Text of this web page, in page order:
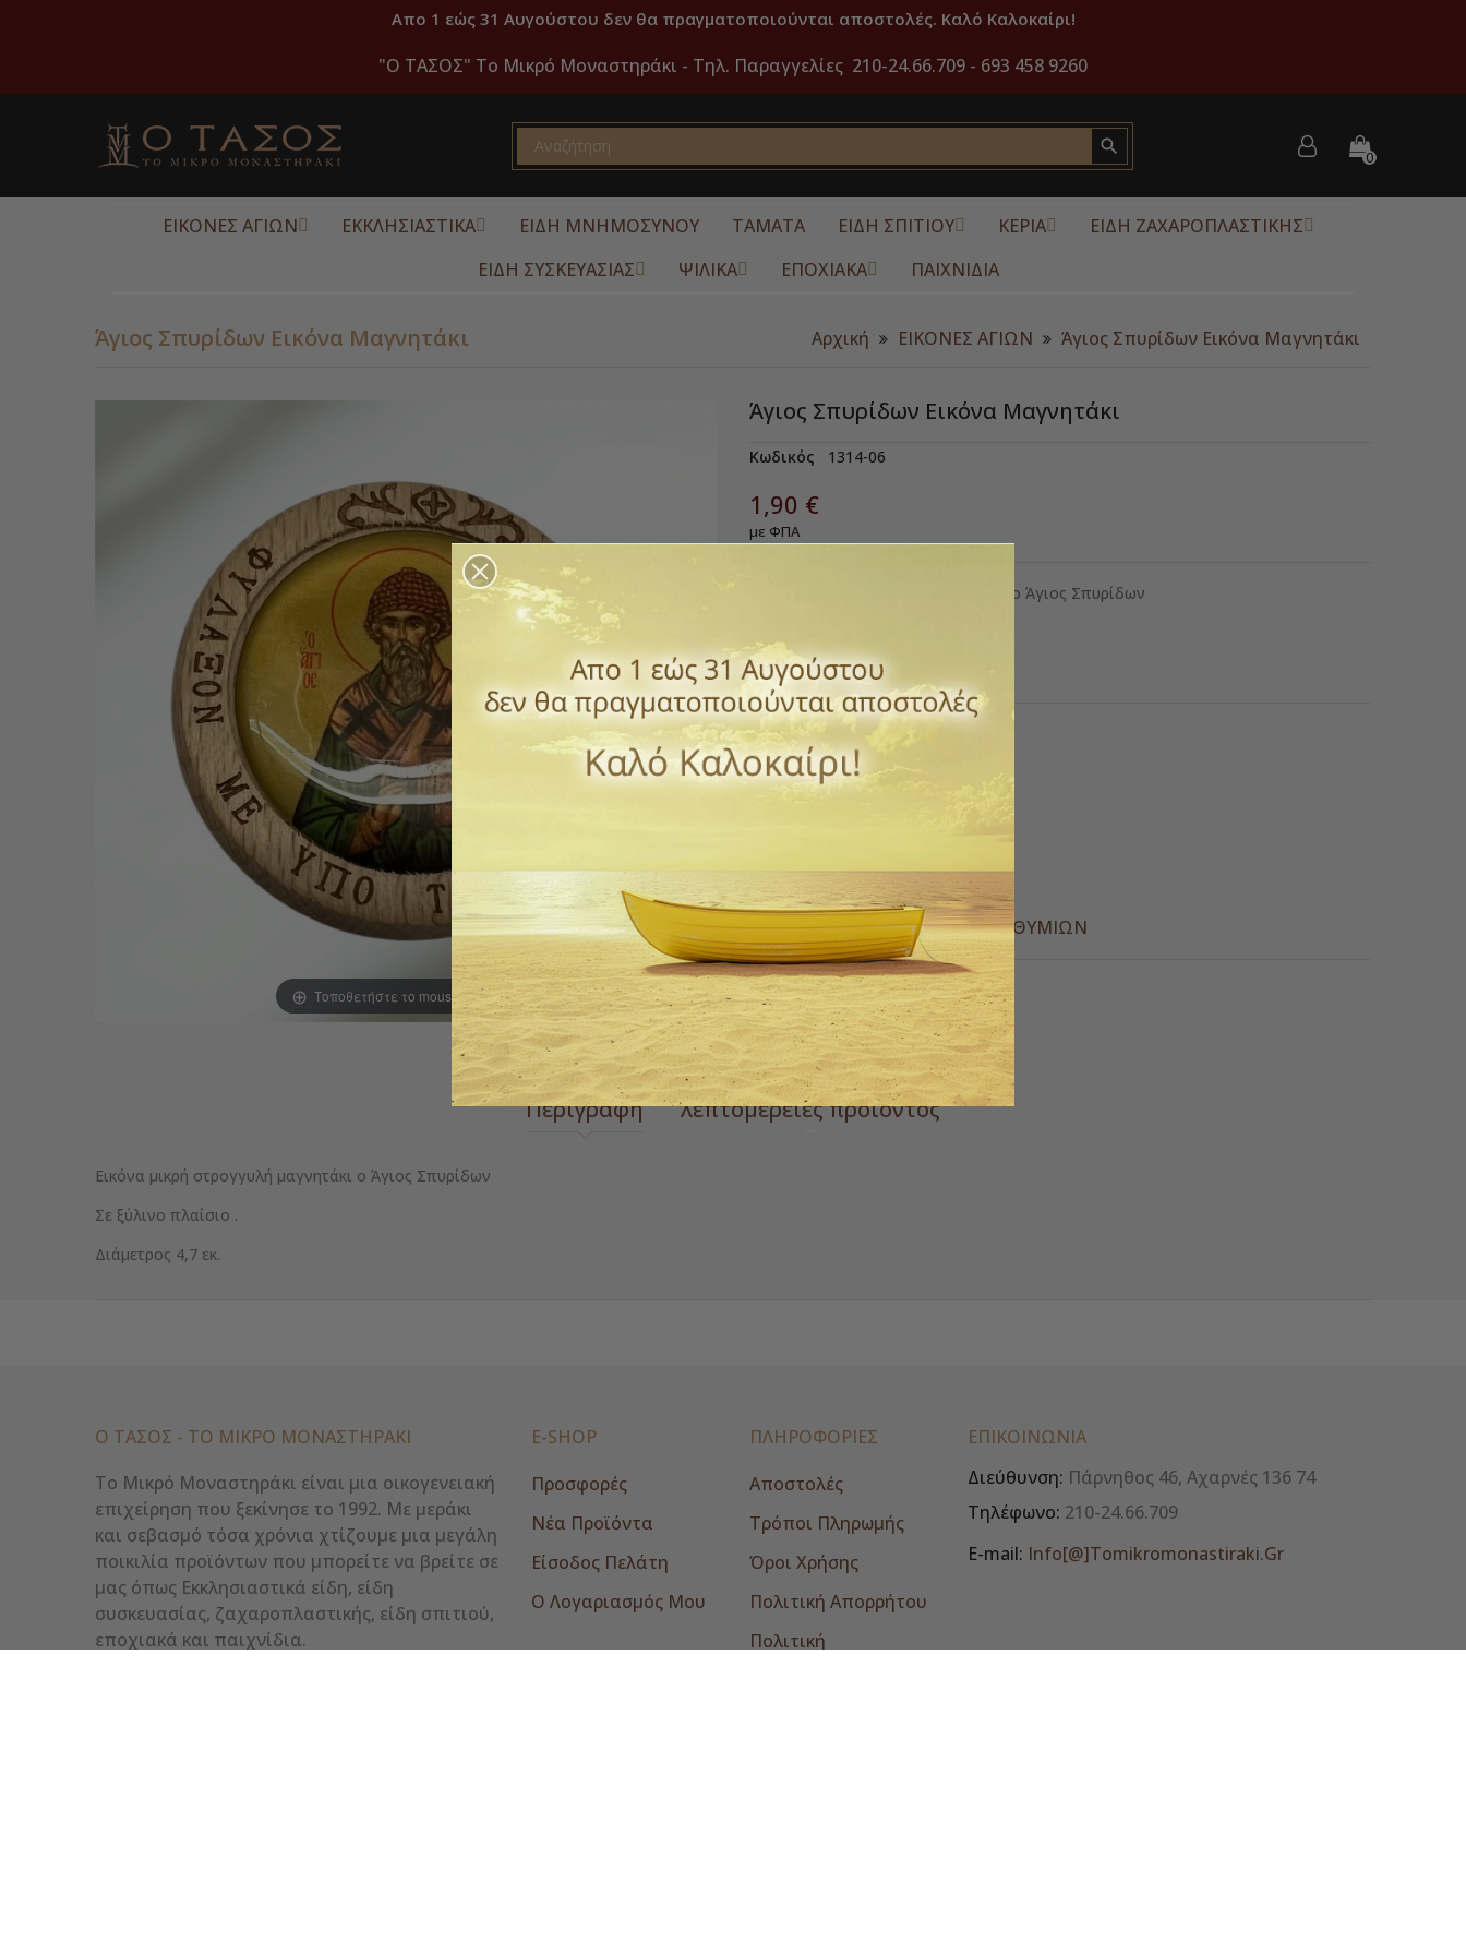
Απο 1 εώς 31 Αυγούστου δεν θα πραγματοποιούνται αποστολές. Καλό Καλοκαίρι!
"O ΤΑΣΟΣ" Το Μικρό Μοναστηράκι - Τηλ. Παραγγελίες 210-24.66.709 - 693 458 9260
 0
ΕΙΚΟΝΕΣ ΑΓΙΩΝ ΕΚΚΛΗΣΙΑΣΤΙΚΑ ΕΙΔΗ ΜΝΗΜΟΣΥΝΟΥ ΤΑΜΑΤΑ ΕΙΔΗ ΣΠΙΤΙΟΥ ΚΕΡΙΑ
ΕΙΔΗ ΖΑΧΑΡΟΠΛΑΣΤΙΚΗΣ
ΕΙΔΗ ΣΥΣΚΕΥΑΣΙΑΣ
ΨΙΛΙΚΑ ΕΠΟΧΙΑΚΑ ΠΑΙΧΝΙΔΙΑ
Άγιος Σπυρίδων Εικόνα Μαγνητάκι Αρχική ΕΙΚΟΝΕΣ ΑΓΙΩΝ Άγιος Σπυρίδων Εικόνα Μαγνητάκι
Τοποθετήστε το mouse για zoom
Άγιος Σπυρίδων Εικόνα Μαγνητάκι
Κωδικός 1314-06
1,90 €
με ΦΠΑ
Εικόνα μικρή στρογγυλή μαγνητάκι ο Άγιος Σπυρίδων
Διάμετρος 4,7 εκ.
Ποσότητα
Παράδοση 1 έως 3 ημέρες
ΠΡΌΣΘΕΣΕ ΣΤΗΝ ΛΊΣΤΑ ΕΠΙΘΥΜΙΏΝ
Περιγραφή λεπτομέρειες προιόντος
Εικόνα μικρή στρογγυλή μαγνητάκι ο Άγιος Σπυρίδων
Σε ξύλινο πλαίσιο .
Διάμετρος 4,7 εκ.
Ο ΤΑΣΟΣ - ΤΟ ΜΙΚΡΌ ΜΟΝΑΣΤΗΡΆΚΙ
Το Μικρό Μοναστηράκι είναι μια οικογενειακή
επιχείρηση που ξεκίνησε το 1992. Με μεράκι
και σεβασμό τόσα χρόνια χτίζουμε μια μεγάλη
ποικιλία προϊόντων που μπορείτε να βρείτε σε
μας όπως Εκκλησιαστικά είδη, είδη
συσκευασίας, ζαχαροπλαστικής, είδη σπιτιού,
εποχιακά και παιχνίδια.
E-SHOP
Προσφορές
Νέα Προϊόντα
Είσοδος Πελάτη
Ο Λογαριασμός Μου
ΠΛΗΡΟΦΟΡΙΕΣ
Αποστολές
Τρόποι Πληρωμής
Όροι Χρήσης
Πολιτική Απορρήτου
Πολιτική
ΕΠΙΚΟΙΝΩΝΊΑ
Διεύθυνση: Πάρνηθος 46, Αχαρνές 136 74
Τηλέφωνο: 210-24.66.709
E-mail: Info[@]tomikromonastiraki.gr